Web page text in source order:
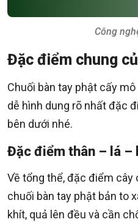
Công
Đặc điểm chung
Chuối bàn tay phật cấy
dễ hình dung rõ nhất đặc
bên dưới nhé.
Đặc điểm thân – lá –
Về tổng thể, đặc điểm cây
chuối bàn tay phật bản to
khít, quả lên đều và cần